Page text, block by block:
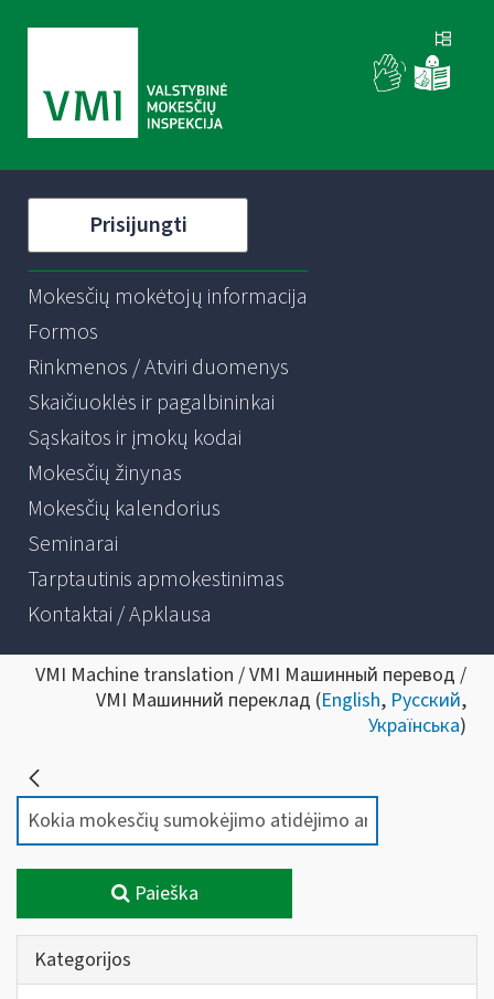
Prisijungti
Mokesčių mokėtojų informacija
Formos
Rinkmenos / Atviri duomenys
Skaičiuoklės ir pagalbininkai
Sąskaitos ir įmokų kodai
Mokesčių žinynas
Mokesčių kalendorius
Seminarai
Tarptautinis apmokestinimas
Kontaktai / Apklausa
VMI Machine translation / VMI Машинный перевод /
VMI Машинний переклад (English, Русский,
Українська)
Paieška
Kategorijos